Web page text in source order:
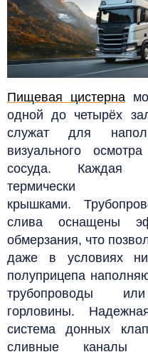
Пищевая цистерна
одной до четырёх
служат для
визуального
сосуда. Каждая
термически
крышками.
слива оснащены
обмерзания, что
даже в условиях
полуприцепа
трубопроводы
горловины.
система донных
сливные каналы